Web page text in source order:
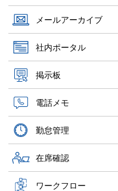
メールアーカイブ
社内ポータル
掲示板
電話メモ
勤怠管理
在席確認
ワークフロー